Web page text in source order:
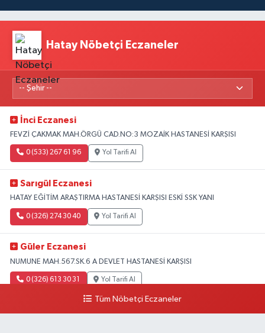
Hatay Nöbetçi Eczaneler
İnci Eczanesi
FEVZİ ÇAKMAK MAH.ÖRGÜ CAD.NO:3 MOZAİK HASTANESİ KARŞISI
0 (533) 267 61 96 Yol Tarifi Al
Sarıgül Eczanesi
HATAY EĞİTİM ARAŞTIRMA HASTANESİ KARŞISI ESKİ SSK YANI
0 (326) 274 30 40 Yol Tarifi Al
Güler Eczanesi
NUMUNE MAH.567.SK.6 A DEVLET HASTANESİ KARŞISI
0 (326) 613 30 31 Yol Tarifi Al
Tüm Nöbetçi Eczaneler